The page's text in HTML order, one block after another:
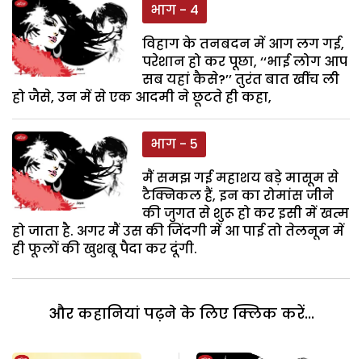
भाग - 4
विहाग के तनबदन में आग लग गई,
परेशान हो कर पूछा, ‘‘भाई लोग आप
सब यहां कैसे?’’ तुरंत बात खींच ली
हो जैसे, उन में से एक आदमी ने छूटते ही कहा,
भाग - 5
मैं समझ गई महाशय बड़े मासूम से
टैक्निकल हैं, इन का रोमांस जीने
की जुगत से शुरू हो कर इसी में खत्म
हो जाता है. अगर मैं उस की जिंदगी में आ पाई तो तेलनून में
ही फूलों की खुशबू पैदा कर दूंगी.
और कहानियां पढ़ने के लिए क्लिक करें...